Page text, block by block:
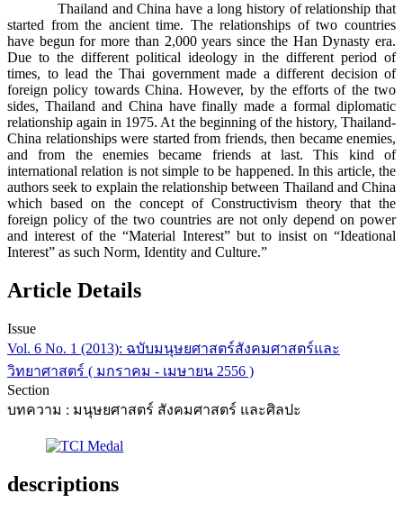
Thailand and China have a long history of relationship that
started from the ancient time. The relationships of two countries
have begun for more than 2,000 years since the Han Dynasty era.
Due to the different political ideology in the different period of
times, to lead the Thai government made a different decision of
foreign policy towards China. However, by the efforts of the two
sides, Thailand and China have finally made a formal diplomatic
relationship again in 1975. At the beginning of the history, Thailand-
China relationships were started from friends, then became enemies,
and from the enemies became friends at last. This kind of
international relation is not simple to be happened. In this article, the
authors seek to explain the relationship between Thailand and China
which based on the concept of Constructivism theory that the
foreign policy of the two countries are not only depend on power
and interest of the “Material Interest” but to insist on “Ideational
Interest” as such Norm, Identity and Culture.”
Article Details
Issue
Vol. 6 No. 1 (2013): ฉบับมนุษยศาสตร์สังคมศาสตร์และ
วิทยาศาสตร์ ( มกราคม - เมษายน 2556 )
Section
บทความ : มนุษยศาสตร์ สังคมศาสตร์ และศิลปะ
descriptions